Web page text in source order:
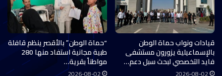
قيادات ونواب حماة الوطن
بالإسماعيلية يزورون مستشفى
فايد التخصصي لبحث سبل دعم…
“حماة الوطن” بالأقصر ينظم قافلة
طبية مجانية استفاد منها 280
مواطناً بقرية…